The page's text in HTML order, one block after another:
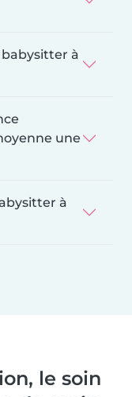
babysitter à
une
à
le soin